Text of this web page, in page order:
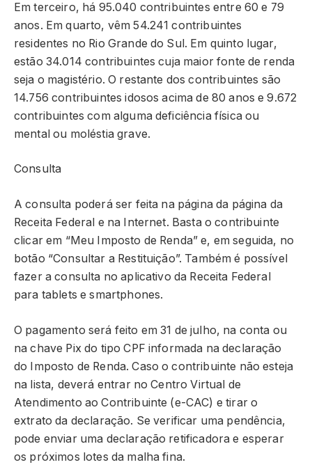
Em terceiro, há 95.040 contribuintes entre 60 e 79
anos. Em quarto, vêm 54.241 contribuintes
residentes no Rio Grande do Sul. Em quinto lugar,
estão 34.014 contribuintes cuja maior fonte de renda
seja o magistério. O restante dos contribuintes são
14.756 contribuintes idosos acima de 80 anos e 9.672
contribuintes com alguma deficiência física ou
mental ou moléstia grave.
Consulta
A consulta poderá ser feita na página da página da
Receita Federal e na Internet. Basta o contribuinte
clicar em “Meu Imposto de Renda” e, em seguida, no
botão “Consultar a Restituição”. Também é possível
fazer a consulta no aplicativo da Receita Federal
para tablets e smartphones.
O pagamento será feito em 31 de julho, na conta ou
na chave Pix do tipo CPF informada na declaração
do Imposto de Renda. Caso o contribuinte não esteja
na lista, deverá entrar no Centro Virtual de
Atendimento ao Contribuinte (e-CAC) e tirar o
extrato da declaração. Se verificar uma pendência,
pode enviar uma declaração retificadora e esperar
os próximos lotes da malha fina.